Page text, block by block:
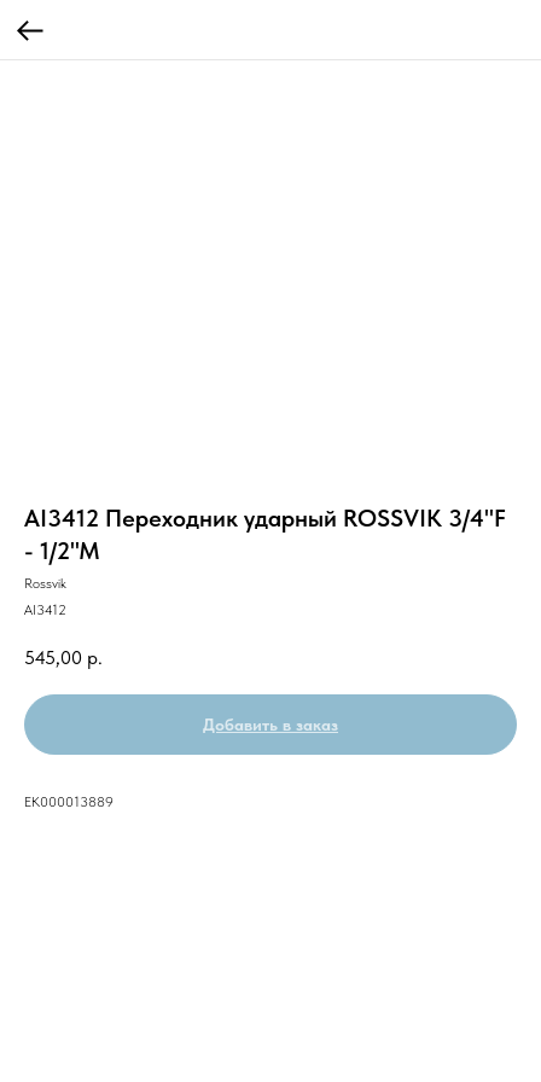
AI3412 Переходник ударный ROSSVIK 3/4"F
- 1/2"M
Rossvik
AI3412
545,00 р.
Добавить в заказ
ЕК000013889